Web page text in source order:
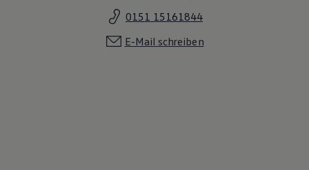
0151 15161844
E-Mail schreiben